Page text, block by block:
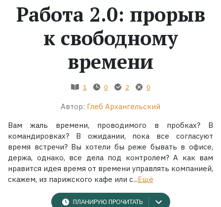
Экранизации
Коллекции
Работа 2.0: прорыв
к свободному
времени
1 0 2 0
Автор: Глеб Архангельский
Вам жаль времени, проводимого в пробках? В
командировках? В ожидании, пока все согласуют
время встречи? Вы хотели бы реже бывать в офисе,
держа, однако, все дела под контролем? А как вам
нравится идея время от времени управлять компанией,
скажем, из парижского кафе или с...Ещё
ПЛАНИРУЮ ПРОЧИТАТЬ